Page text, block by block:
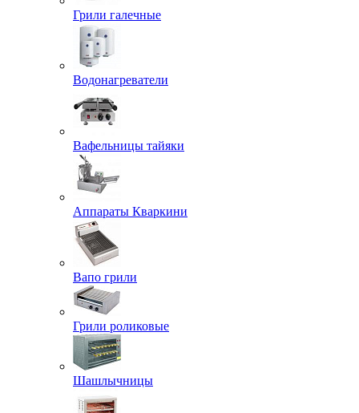
Грили галечные
Водонагреватели
Вафельницы тайяки
Аппараты Кваркини
Вапо грили
Грили роликовые
Шашлычницы